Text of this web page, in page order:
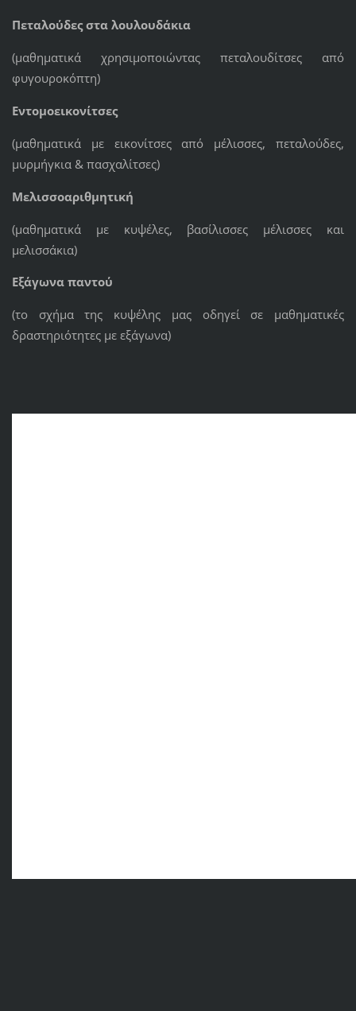
Πεταλούδες στα λουλουδάκια
(μαθηματικά χρησιμοποιώντας πεταλουδίτσες από
φυγουροκόπτη)
Εντομοεικονίτσες
(μαθηματικά με εικονίτσες από μέλισσες, πεταλούδες,
μυρμήγκια & πασχαλίτσες)
Μελισσοαριθμητική
(μαθηματικά με κυψέλες, βασίλισσες μέλισσες και
μελισσάκια)
Εξάγωνα παντού
(το σχήμα της κυψέλης μας οδηγεί σε μαθηματικές
δραστηριότητες με εξάγωνα)